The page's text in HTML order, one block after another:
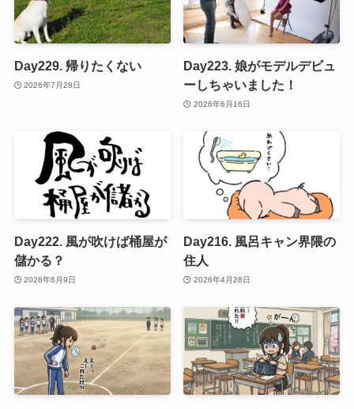
Day229. 帰りたくない
2026年7月28日
Day223. 娘がモデルデビュ
ーしちゃいました！
2026年6月16日
Day222. 風が吹けば桶屋が
儲かる？
2026年6月9日
Day216. 風呂キャン界隈の
住人
2026年4月28日